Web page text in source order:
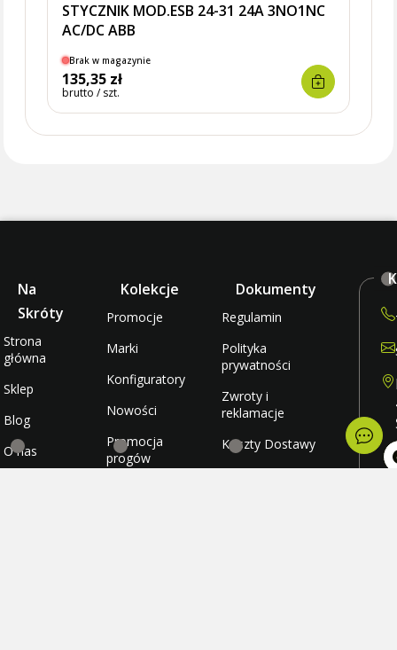
STYCZNIK MOD.ESB 24-31 24A 3NO1NC
AC/DC ABB
Brak w magazynie
135,35 zł
brutto / szt.
Na
Skróty
Strona
główna
Sklep
Blog
O nas
Kolekcje
Promocje
Marki
Konfiguratory
Nowości
Promocja
progów
Dokumenty
Regulamin
Polityka
prywatności
Zwroty i
reklamacje
Koszty Dostawy